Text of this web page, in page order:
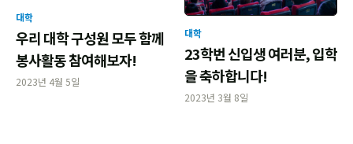
대학
우리 대학 구성원 모두 함께
봉사활동 참여해보자!
2023년 4월 5일
대학
23학번 신입생 여러분, 입학
을 축하합니다!
2023년 3월 8일